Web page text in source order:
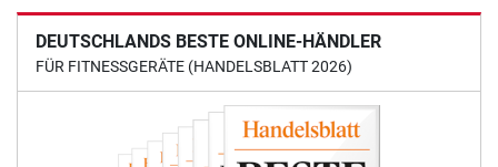
DEUTSCHLANDS BESTE ONLINE-HÄNDLER
FÜR FITNESSGERÄTE (HANDELSBLATT 2026)